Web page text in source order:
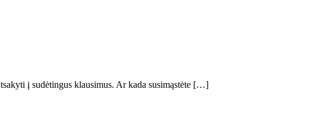
į sudėtingus klausimus. Ar kada susimąstėte […]